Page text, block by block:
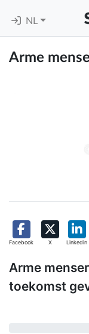
NL
Arme
Facebook X Linkedin
Arme
toekomst